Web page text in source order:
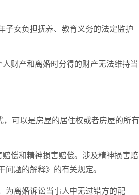
子女负担抚养、教育义务的法定监护
财产和离婚时分得的财产无法维持当
可以是房屋的居住权或者房屋的所有
赔偿和精神损害赔偿。涉及精神损害赔
题的解释》的有关规定。
为离婚诉讼当事人中无过错方的配